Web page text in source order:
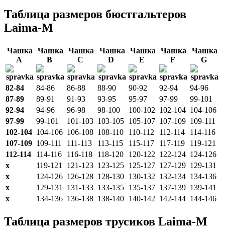
Таблица размеров бюстгальтеров
Laima-M
Чашка
A
Чашка
B
Чашка
C
Чашка
D
Чашка
E
Чашка
F
Чашка
G
82-84 84-86 86-88 88-90 90-92 92-94
94-96
87-89
89-91 91-93 93-95 95-97 97-99
99-101
92-94
94-96 96-98 98-100 100-102 102-104 104-106
97-99
99-101 101-103 103-105 105-107 107-109 109-111
102-104 104-106 106-108 108-110 110-112 112-114
114-116
107-109 109-111 111-113 113-115 115-117 117-119
119-121
112-114
114-116 116-118 118-120 120-122 122-124 124-126
x
119-121 121-123 123-125 125-127 127-129 129-131
x
124-126 126-128 128-130 130-132 132-134 134-136
x
129-131 131-133 133-135 135-137 137-139 139-141
x
134-136 136-138 138-140 140-142 142-144 144-146
Таблица размеров трусиков Laima-M